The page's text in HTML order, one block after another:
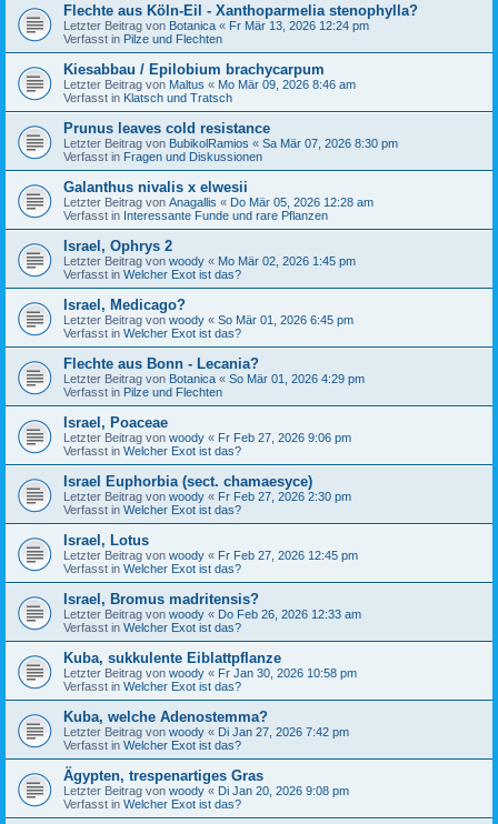
Flechte aus Köln-Eil - Xanthoparmelia stenophylla?
Letzter Beitrag von Botanica « Fr Mär 13, 2026 12:24 pm
Verfasst in Pilze und Flechten
Kiesabbau / Epilobium brachycarpum
Letzter Beitrag von Maltus « Mo Mär 09, 2026 8:46 am
Verfasst in Klatsch und Tratsch
Prunus leaves cold resistance
Letzter Beitrag von BubikolRamios « Sa Mär 07, 2026 8:30 pm
Verfasst in Fragen und Diskussionen
Galanthus nivalis x elwesii
Letzter Beitrag von Anagallis « Do Mär 05, 2026 12:28 am
Verfasst in Interessante Funde und rare Pflanzen
Israel, Ophrys 2
Letzter Beitrag von woody « Mo Mär 02, 2026 1:45 pm
Verfasst in Welcher Exot ist das?
Israel, Medicago?
Letzter Beitrag von woody « So Mär 01, 2026 6:45 pm
Verfasst in Welcher Exot ist das?
Flechte aus Bonn - Lecania?
Letzter Beitrag von Botanica « So Mär 01, 2026 4:29 pm
Verfasst in Pilze und Flechten
Israel, Poaceae
Letzter Beitrag von woody « Fr Feb 27, 2026 9:06 pm
Verfasst in Welcher Exot ist das?
Israel Euphorbia (sect. chamaesyce)
Letzter Beitrag von woody « Fr Feb 27, 2026 2:30 pm
Verfasst in Welcher Exot ist das?
Israel, Lotus
Letzter Beitrag von woody « Fr Feb 27, 2026 12:45 pm
Verfasst in Welcher Exot ist das?
Israel, Bromus madritensis?
Letzter Beitrag von woody « Do Feb 26, 2026 12:33 am
Verfasst in Welcher Exot ist das?
Kuba, sukkulente Eiblattpflanze
Letzter Beitrag von woody « Fr Jan 30, 2026 10:58 pm
Verfasst in Welcher Exot ist das?
Kuba, welche Adenostemma?
Letzter Beitrag von woody « Di Jan 27, 2026 7:42 pm
Verfasst in Welcher Exot ist das?
Ägypten, trespenartiges Gras
Letzter Beitrag von woody « Di Jan 20, 2026 9:08 pm
Verfasst in Welcher Exot ist das?